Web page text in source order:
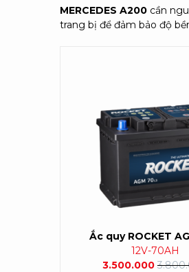
MERCEDES A200 cần
trang bị để đảm bảo độ
Ắc quy ROCKET
12V-70AH
3.500.000